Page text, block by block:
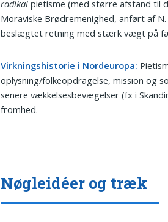
radikal pietisme (med større afstand til
Moraviske Brødremenighed, anført af
beslægtet retning med stærk vægt på
Virkningshistorie i Nordeuropa:
oplysning/folkeopdragelse, mission og
senere vækkelsesbevægelser (fx i
fromhed.
Nøgleidéer og træk